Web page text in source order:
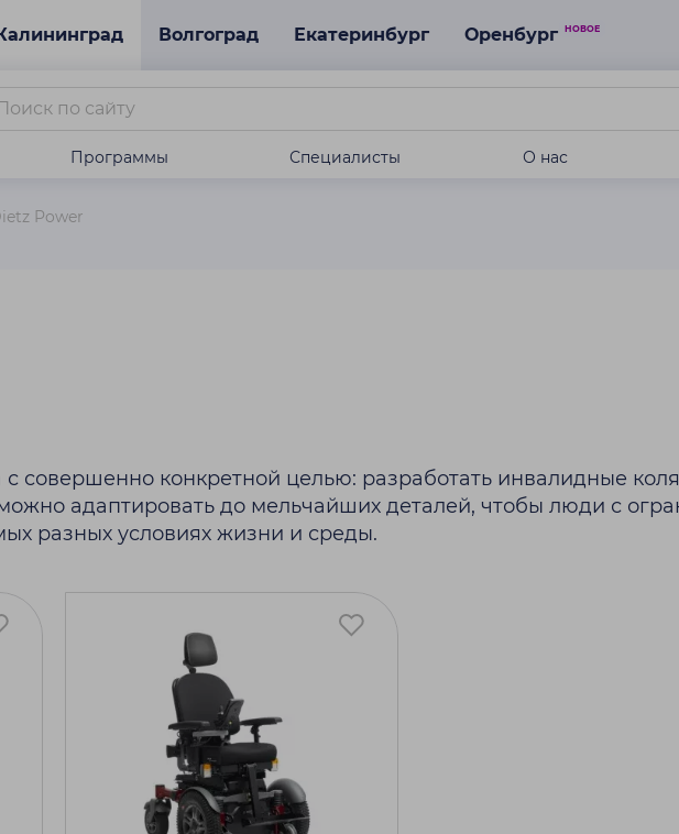
Волгоград Екатеринбург Оренбург НОВОЕ
Программы Специалисты О нас
Power
с совершенно конкретной целью: разработать инвалидные
адаптировать до мельчайших деталей, чтобы люди с
разных условиях жизни и среды.